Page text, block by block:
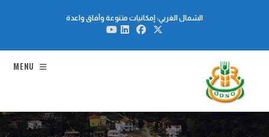
الشمال الغربي: إمكانيات متنوعة وآفاق واعدة
MENU